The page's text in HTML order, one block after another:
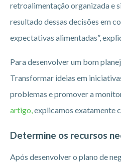
retroalimentação organizada e
resultado dessas decisões em
expectativas alimentadas”,
Para desenvolver um bom
Transformar ideias em
problemas e promover a
artigo,explicamos exatamente
Determine os recursos
Após desenvolver o plano de